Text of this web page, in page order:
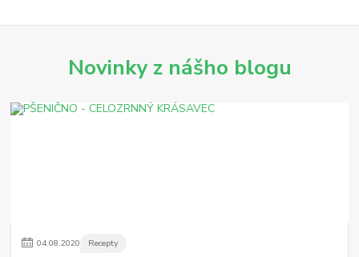
Novinky z nášho blogu
04.08.2020 Recepty